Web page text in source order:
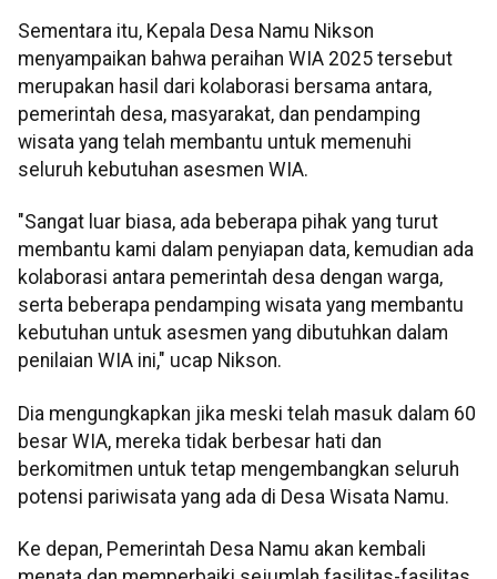
Sementara itu, Kepala Desa Namu Nikson
menyampaikan bahwa peraihan WIA 2025 tersebut
merupakan hasil dari kolaborasi bersama antara,
pemerintah desa, masyarakat, dan pendamping
wisata yang telah membantu untuk memenuhi
seluruh kebutuhan asesmen WIA.
"Sangat luar biasa, ada beberapa pihak yang turut
membantu kami dalam penyiapan data, kemudian ada
kolaborasi antara pemerintah desa dengan warga,
serta beberapa pendamping wisata yang membantu
kebutuhan untuk asesmen yang dibutuhkan dalam
penilaian WIA ini," ucap Nikson.
Dia mengungkapkan jika meski telah masuk dalam 60
besar WIA, mereka tidak berbesar hati dan
berkomitmen untuk tetap mengembangkan seluruh
potensi pariwisata yang ada di Desa Wisata Namu.
Ke depan, Pemerintah Desa Namu akan kembali